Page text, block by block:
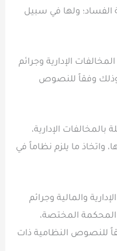
الفساد؛ ولها في سبيل
الإدارية وجرائم
وذلك وفقاً للنصوص
بالمخالفات الإدارية،
واتخاذ ما يلزم نظاماً في
والمالية وجرائم
المحكمة المختصة،
للنصوص النظامية ذات